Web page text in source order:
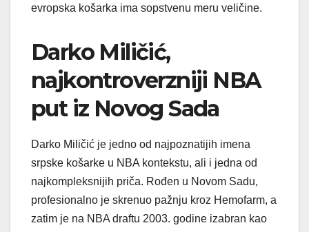
evropska košarka ima sopstvenu meru veličine.
Darko Miličić,
najkontroverzniji NBA
put iz Novog Sada
Darko Miličić je jedno od najpoznatijih imena
srpske košarke u NBA kontekstu, ali i jedna od
najkompleksnijih priča. Rođen u Novom Sadu,
profesionalno je skrenuo pažnju kroz Hemofarm, a
zatim je na NBA draftu 2003. godine izabran kao